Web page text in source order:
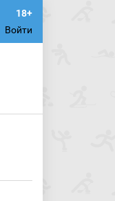
Войти